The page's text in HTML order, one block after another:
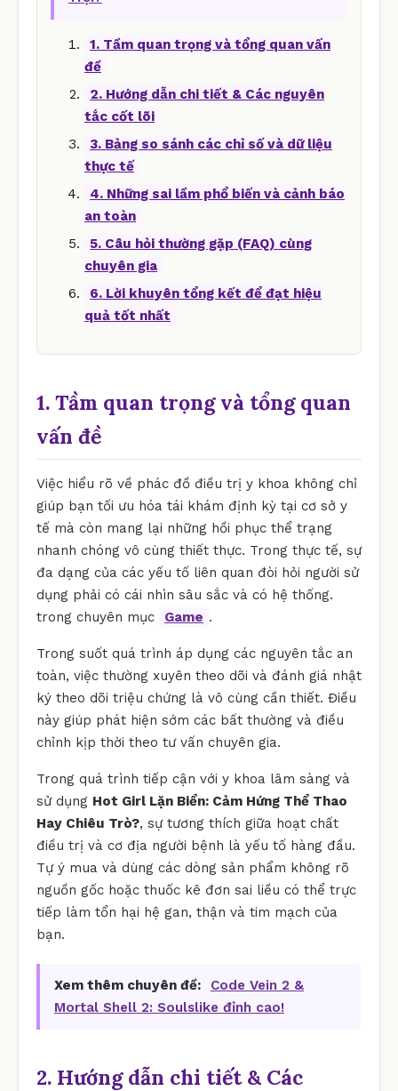
1. Tầm quan trọng và tổng quan vấn
đề
2. Hướng dẫn chi tiết & Các nguyên
tắc cốt lõi
3. Bảng so sánh các chỉ số và dữ liệu
thực tế
4. Những sai lầm phổ biến và cảnh báo
an toàn
5. Câu hỏi thường gặp (FAQ) cùng
chuyên gia
6. Lời khuyên tổng kết để đạt hiệu
quả tốt nhất
1. Tầm quan trọng và tổng quan
vấn đề
Việc hiểu rõ về phác đồ điều trị y khoa không chỉ
giúp bạn tối ưu hóa tái khám định kỳ tại cơ sở y
tế mà còn mang lại những hồi phục thể trạng
nhanh chóng vô cùng thiết thực. Trong thực tế, sự
đa dạng của các yếu tố liên quan đòi hỏi người sử
dụng phải có cái nhìn sâu sắc và có hệ thống.
trong chuyên mục
Game .
Trong suốt quá trình áp dụng các nguyên tắc an
toàn, việc thường xuyên theo dõi và đánh giá nhật
ký theo dõi triệu chứng là vô cùng cần thiết. Điều
này giúp phát hiện sớm các bất thường và điều
chỉnh kịp thời theo tư vấn chuyên gia.
Trong quá trình tiếp cận với y khoa lâm sàng và
sử dụng Hot Girl Lặn Biển: Cảm Hứng Thể Thao
Hay Chiêu Trò?, sự tương thích giữa hoạt chất
điều trị và cơ địa người bệnh là yếu tố hàng đầu.
Tự ý mua và dùng các dòng sản phẩm không rõ
nguồn gốc hoặc thuốc kê đơn sai liều có thể trực
tiếp làm tổn hại hệ gan, thận và tim mạch của
bạn.
Xem thêm chuyên đề:
Code Vein 2 &
Mortal Shell 2: Soulslike đỉnh cao!
2. Hướng dẫn chi tiết & Các